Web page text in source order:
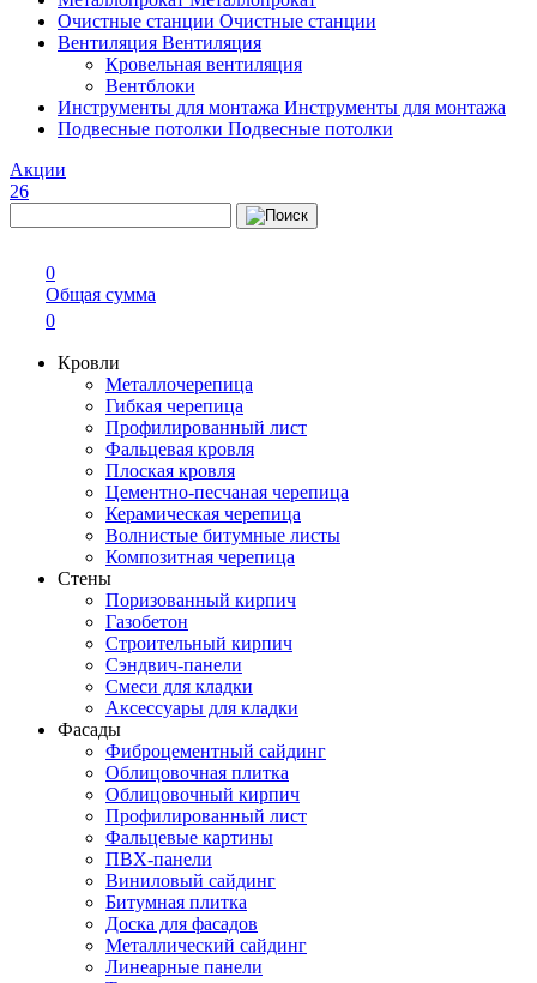
Очистные станции Очистные станции
Вентиляция Вентиляция
Кровельная вентиляция
Вентблоки
Инструменты для монтажа Инструменты для монтажа
Подвесные потолки Подвесные потолки
Акции
26
0
Общая сумма
0
Кровли
Металлочерепица
Гибкая черепица
Профилированный лист
Фальцевая кровля
Плоская кровля
Цементно-песчаная черепица
Керамическая черепица
Волнистые битумные листы
Композитная черепица
Стены
Поризованный кирпич
Газобетон
Строительный кирпич
Сэндвич-панели
Смеси для кладки
Аксессуары для кладки
Фасады
Фиброцементный сайдинг
Облицовочная плитка
Облицовочный кирпич
Профилированный лист
Фальцевые картины
ПВХ-панели
Виниловый сайдинг
Битумная плитка
Доска для фасадов
Металлический сайдинг
Линеарные панели